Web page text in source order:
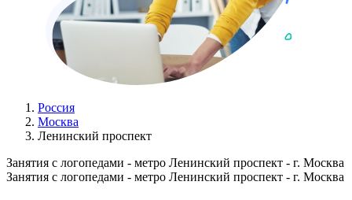
Россия
Москва
Ленинский проспект
Занятия с логопедами - метро Ленинский проспект - г. Москва
Занятия с логопедами - метро Ленинский проспект - г. Москва